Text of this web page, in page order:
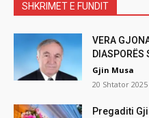
SHKRIMET E FUNDIT
VERA
DIASPORËS
Gjin Musa
20 Shtator 2025
Pregaditi